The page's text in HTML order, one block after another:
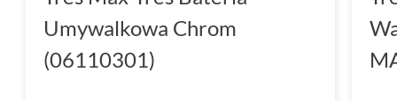
Umywalkowa Chrom
(06110301)